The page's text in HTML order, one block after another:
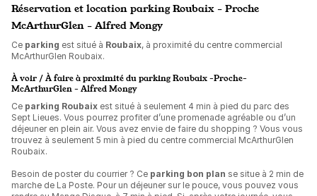
Réservation et location parking Roubaix - Proche
McArthurGlen - Alfred Mongy
Ce parking est situé à Roubaix, à proximité du centre commercial
McArthurGlen Roubaix.
À voir / À faire à proximité du parking Roubaix -Proche-
McArthurGlen - Alfred Mongy
Ce parking Roubaix est situé à seulement 4 min à pied du parc des
Sept Lieues. Vous pourrez profiter d’une promenade agréable ou d’un
déjeuner en plein air. Vous avez envie de faire du shopping ? Vous vous
trouvez à seulement 5 min à pied du centre commercial McArthurGlen
Roubaix.
Besoin de poster du courrier ? Ce parking bon plan se situe à 2 min de
marche de La Poste. Pour un déjeuner sur le pouce, vous pouvez vous